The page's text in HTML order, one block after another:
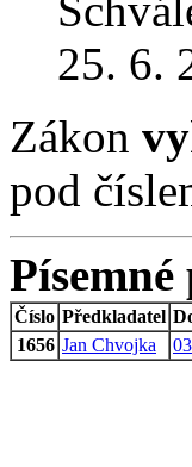
25. 6.
Zákon
pod
Číslo Předkladatel
1656 Jan Chvojka